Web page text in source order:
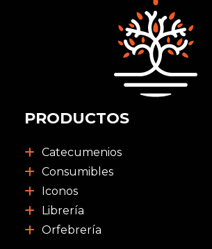
PRODUCTOS
Catecumenios
Consumibles
Iconos
Librería
Orfebrería